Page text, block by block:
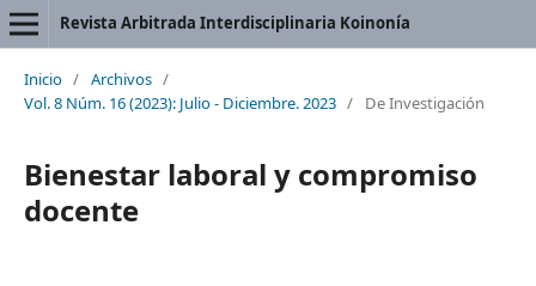
Revista Arbitrada Interdisciplinaria Koinonía
Inicio / Archivos /
Vol. 8 Núm. 16 (2023): Julio - Diciembre. 2023 / De Investigación
Bienestar laboral y compromiso
docente